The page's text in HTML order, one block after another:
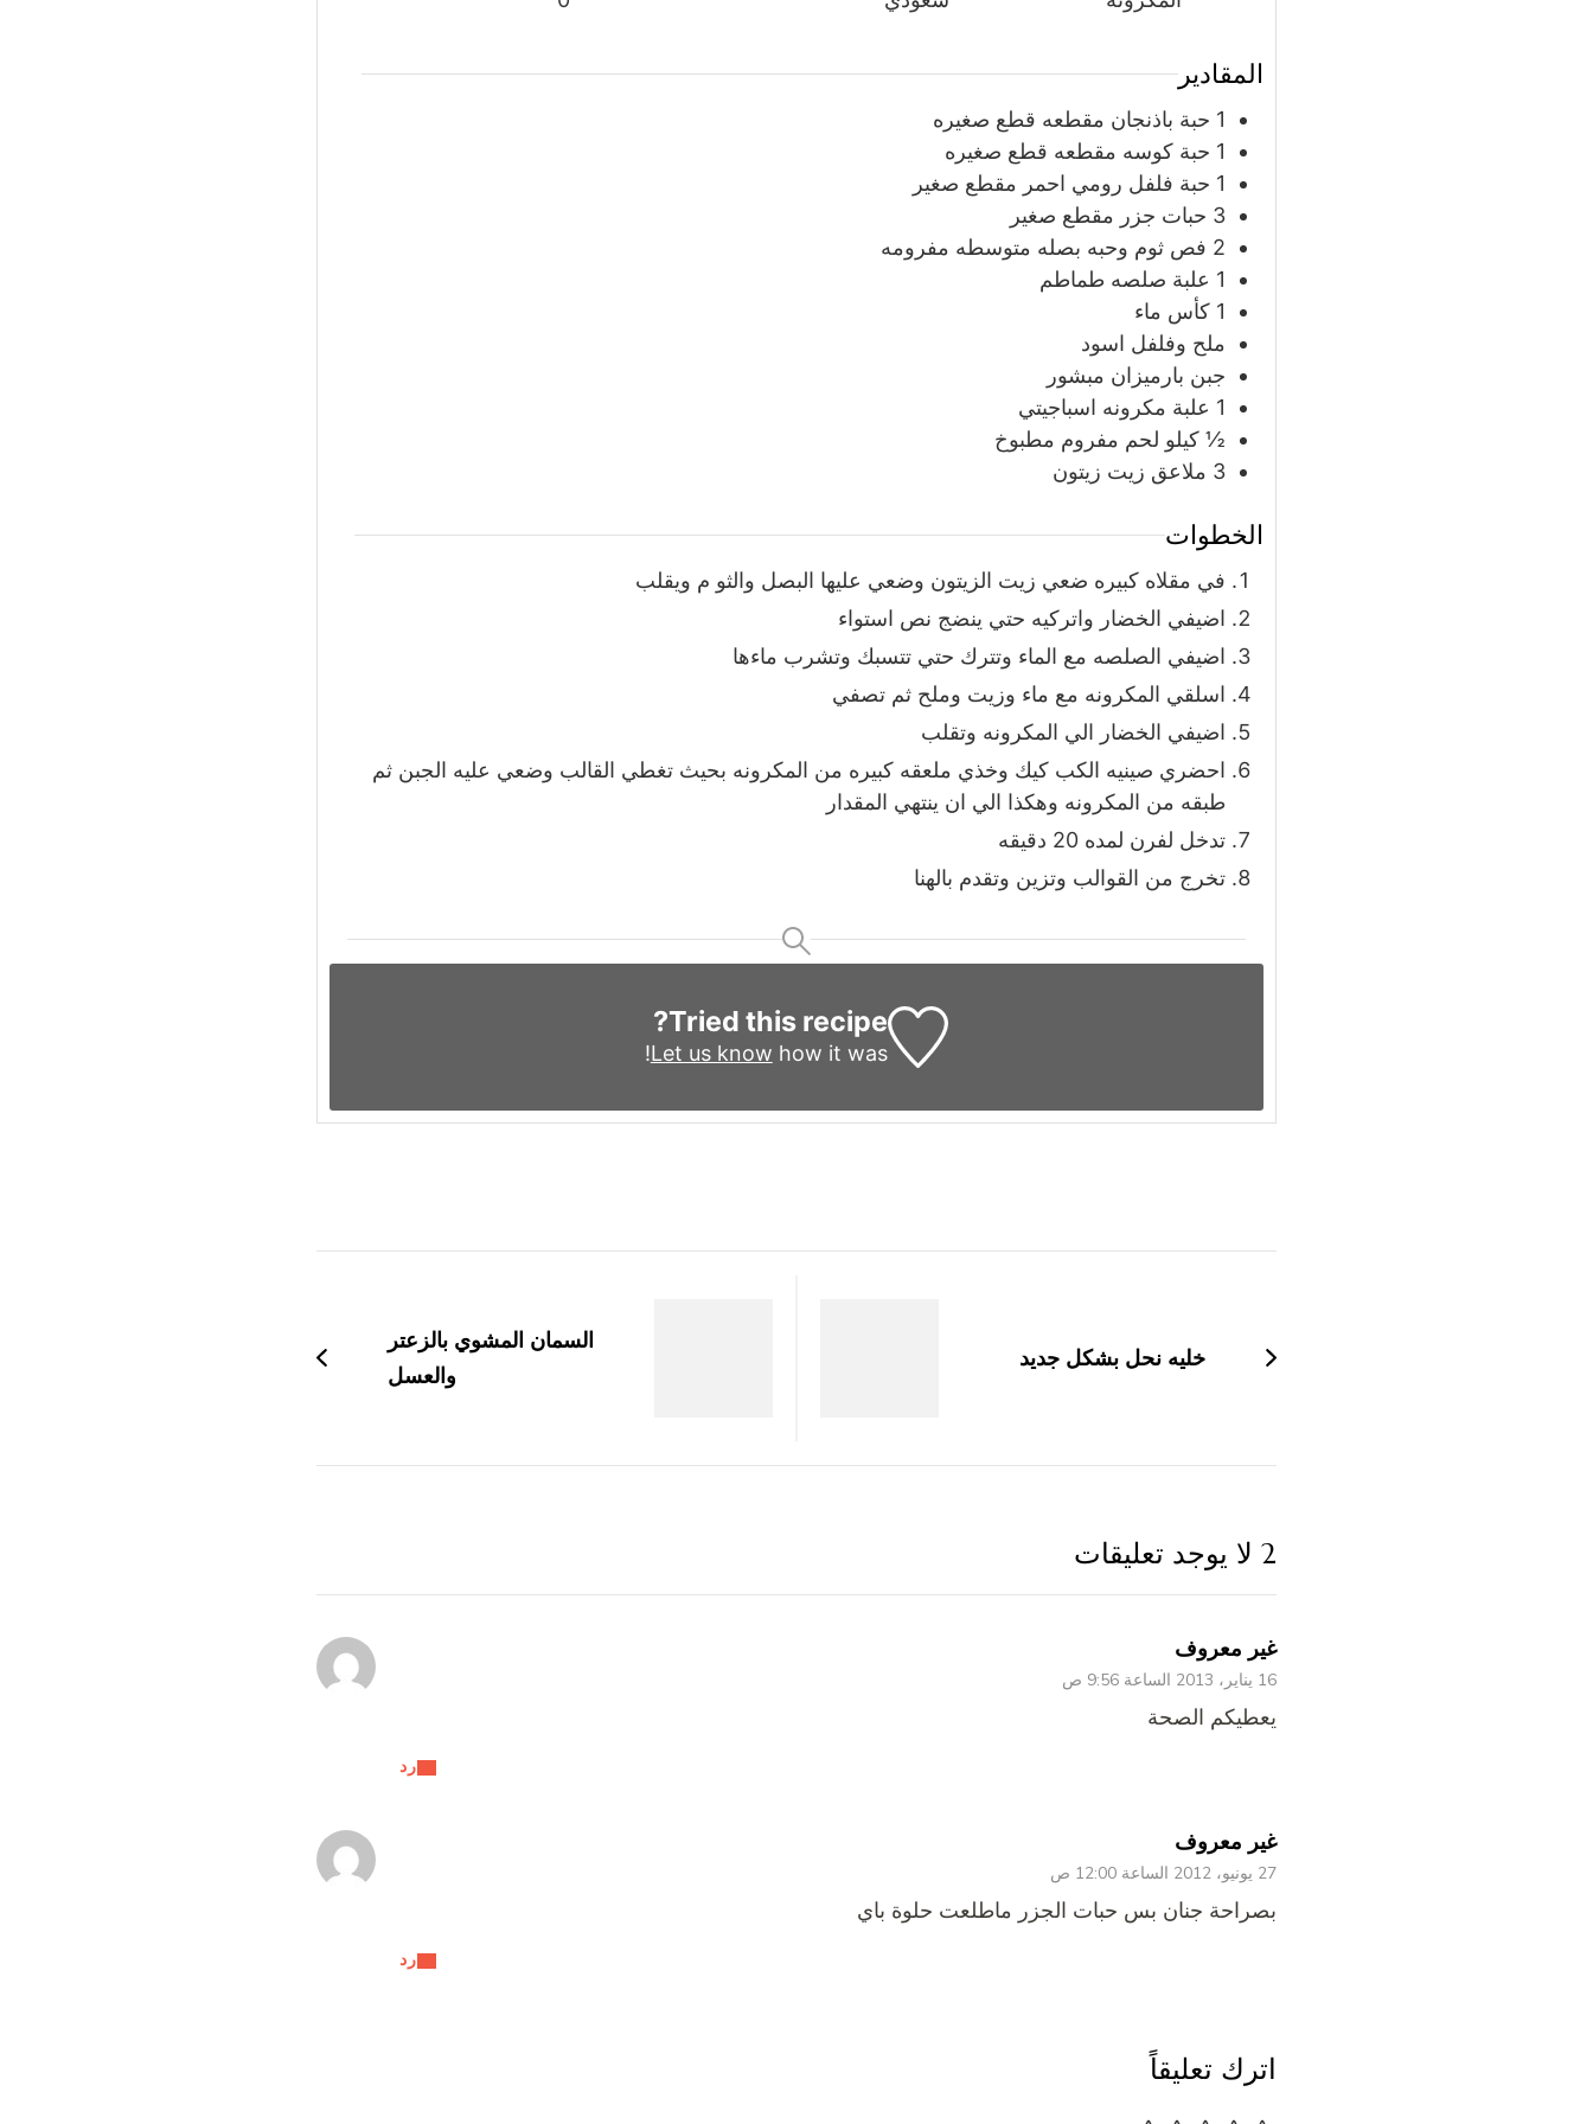
المقادير
1 حبة باذنجان مقطعه قطع صغيره
1 حبة كوسه مقطعه قطع صغيره
1 حبة فلفل رومي احمر مقطع صغير
3 حبات جزر مقطع صغير
2 فص ثوم وحبه بصله متوسطه مفرومه
1 علبة صلصه طماطم
1 كأس ماء
ملح وفلفل اسود
جبن بارميزان مبشور
1 علبة مكرونه اسباجيتي
½ كيلو لحم مفروم مطبوخ
3 ملاعق زيت زيتون
الخطوات
في مقلاه كبيره ضعي زيت الزيتون وضعي عليها البصل والثو م ويقلب
اضيفي الخضار واتركيه حتي ينضج نص استواء
اضيفي الصلصه مع الماء وتترك حتي تتسبك وتشرب ماءها
اسلقي المكرونه مع ماء وزيت وملح ثم تصفي
اضيفي الخضار الي المكرونه وتقلب
احضري صينيه الكب كيك وخذي ملعقه كبيره من المكرونه بحيث تغطي القالب وضعي عليه الجبن ثم
طبقه من المكرونه وهكذا الي ان ينتهي المقدار
تدخل لفرن لمده 20 دقيقه
تخرج من القوالب وتزين وتقدم بالهنا
Tried this recipe?
Let us know how it was!
التدوينات
السمان المشوي بالزعتر
والعسل
خليه نحل بشكل جديد
2 لا يوجد تعليقات
غير معروف
16 يناير، 2013 الساعة 9:56 ص
رد
يعطيكم الصحة
غير معروف
27 يونيو، 2012 الساعة 12:00 ص
رد
بصراحة جنان بس حبات الجزر ماطلعت حلوة باي
اترك تعليقاً